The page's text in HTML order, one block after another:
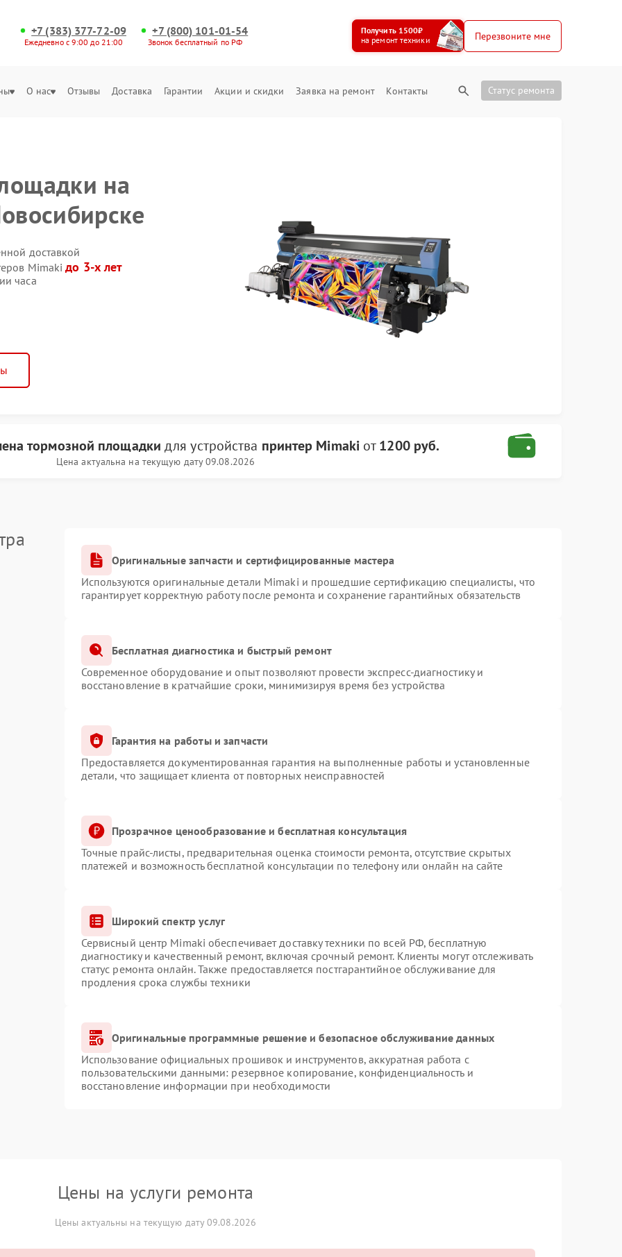
+7 (383) 377-72-09
Ежедневно с 9:00 до 21:00
+7 (800) 101-01-54
Звонок бесплатный по РФ
Получить 1500₽
на ремонт техники
Перезвоните мне
О нас Отзывы Доставка Гарантии Акции и скидки Заявка на ремонт Контакты Статус ремонта
на
доставкой
Mimakiдо 3-х лет
часа
тормозной площадки для устройства принтер Mimakiот1200 руб.
Цена актуальна на текущую дату 09.08.2026
Оригинальные запчасти и сертифицированные мастера
Используются оригинальные детали Mimaki и прошедшие сертификацию специалисты, что
гарантирует корректную работу после ремонта и сохранение гарантийных обязательств
Бесплатная диагностика и быстрый ремонт
Современное оборудование и опыт позволяют провести экспресс-диагностику и
восстановление в кратчайшие сроки, минимизируя время без устройства
Гарантия на работы и запчасти
Предоставляется документированная гарантия на выполненные работы и установленные
детали, что защищает клиента от повторных неисправностей
Прозрачное ценообразование и бесплатная консультация
Точные прайс-листы, предварительная оценка стоимости ремонта, отсутствие скрытых
платежей и возможность бесплатной консультации по телефону или онлайн на сайте
Широкий спектр услуг
Сервисный центр Mimaki обеспечивает доставку техники по всей РФ, бесплатную
диагностику и качественный ремонт, включая срочный ремонт. Клиенты могут отслеживать
статус ремонта онлайн. Также предоставляется постгарантийное обслуживание для
продления срока службы техники
Оригинальные программные решение и безопасное обслуживание данных
Использование официальных прошивок и инструментов, аккуратная работа с
пользовательскими данными: резервное копирование, конфиденциальность и
восстановление информации при необходимости
Цены на услуги ремонта
Цены актуальны на текущую дату 09.08.2026